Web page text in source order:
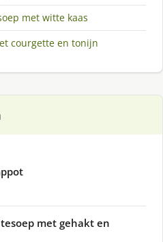
met witte kaas
courgette en tonijn
met gehakt en